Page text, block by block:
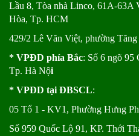
Lầu 8, Tòa nhà Linco, 61A-63A
Hòa, Tp. HCM
429/2 Lê Văn Việt, phường
* VPĐD phía Bắc: Số 6 ngõ 95
Tp. Hà Nội
* VPĐD tại ĐBSCL:
05 Tổ 1 - KV1, Phường Hưng
Số 959 Quốc Lộ 91, KP. Thới